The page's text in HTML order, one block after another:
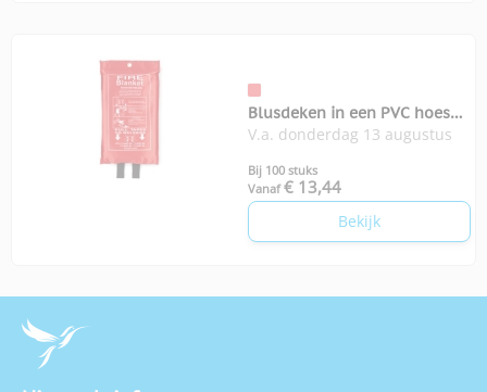
Blusdeken in een PVC hoes
Vatra
V.a. donderdag 13 augustus
Bij 100 stuks
Vanaf € 13,44
Bekijk